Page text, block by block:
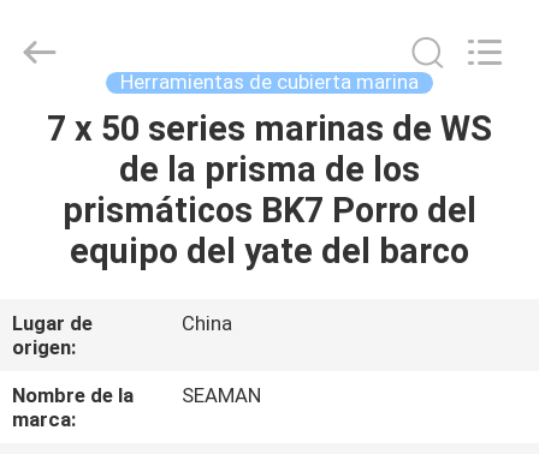
HOGAR
PRODUCTOS
VIDEOS
SOBRE
NOSOTROS
Seaman
Marine
Reserved.
Herramientas de cubierta marina
7 x 50 series marinas de WS
de la prisma de los
prismáticos BK7 Porro del
equipo del yate del barco
Lugar de
origen:
China
Nombre de la
marca:
SEAMAN